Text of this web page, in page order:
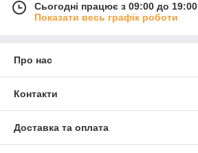
Сьогодні працює з 09:00 до 19:00
Показати весь графік роботи
Про нас
Контакти
Доставка та оплата